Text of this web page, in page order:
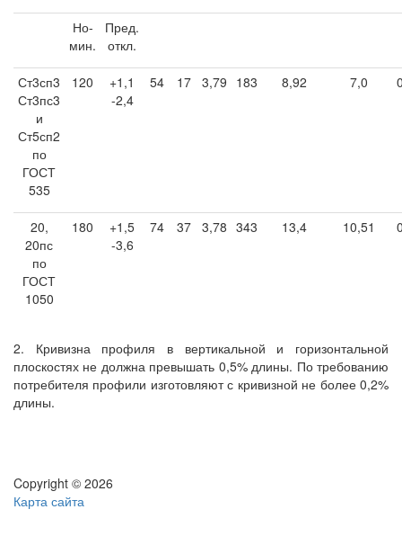
Но-
мин.
Пред.
откл.
Ст3сп3
Ст3пс3
и
Ст5сп2
по
ГОСТ
535
120
+1,1
-2,4
54 17 3,79 183 8,92 7,0
20,
20пс
по
ГОСТ
1050
180
+1,5
-3,6
74 37 3,78 343 13,4 10,51
2. Кривизна профиля в вертикальной и горизонтальной
плоскостях не должна превышать 0,5% длины. По требованию
потребителя профили изготовляют с кривизной не более 0,2%
длины.
Copyright © 2026
Карта сайта